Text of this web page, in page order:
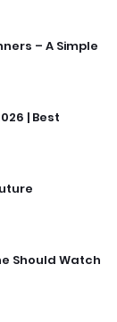
– A Simple
| Best
Should Watch